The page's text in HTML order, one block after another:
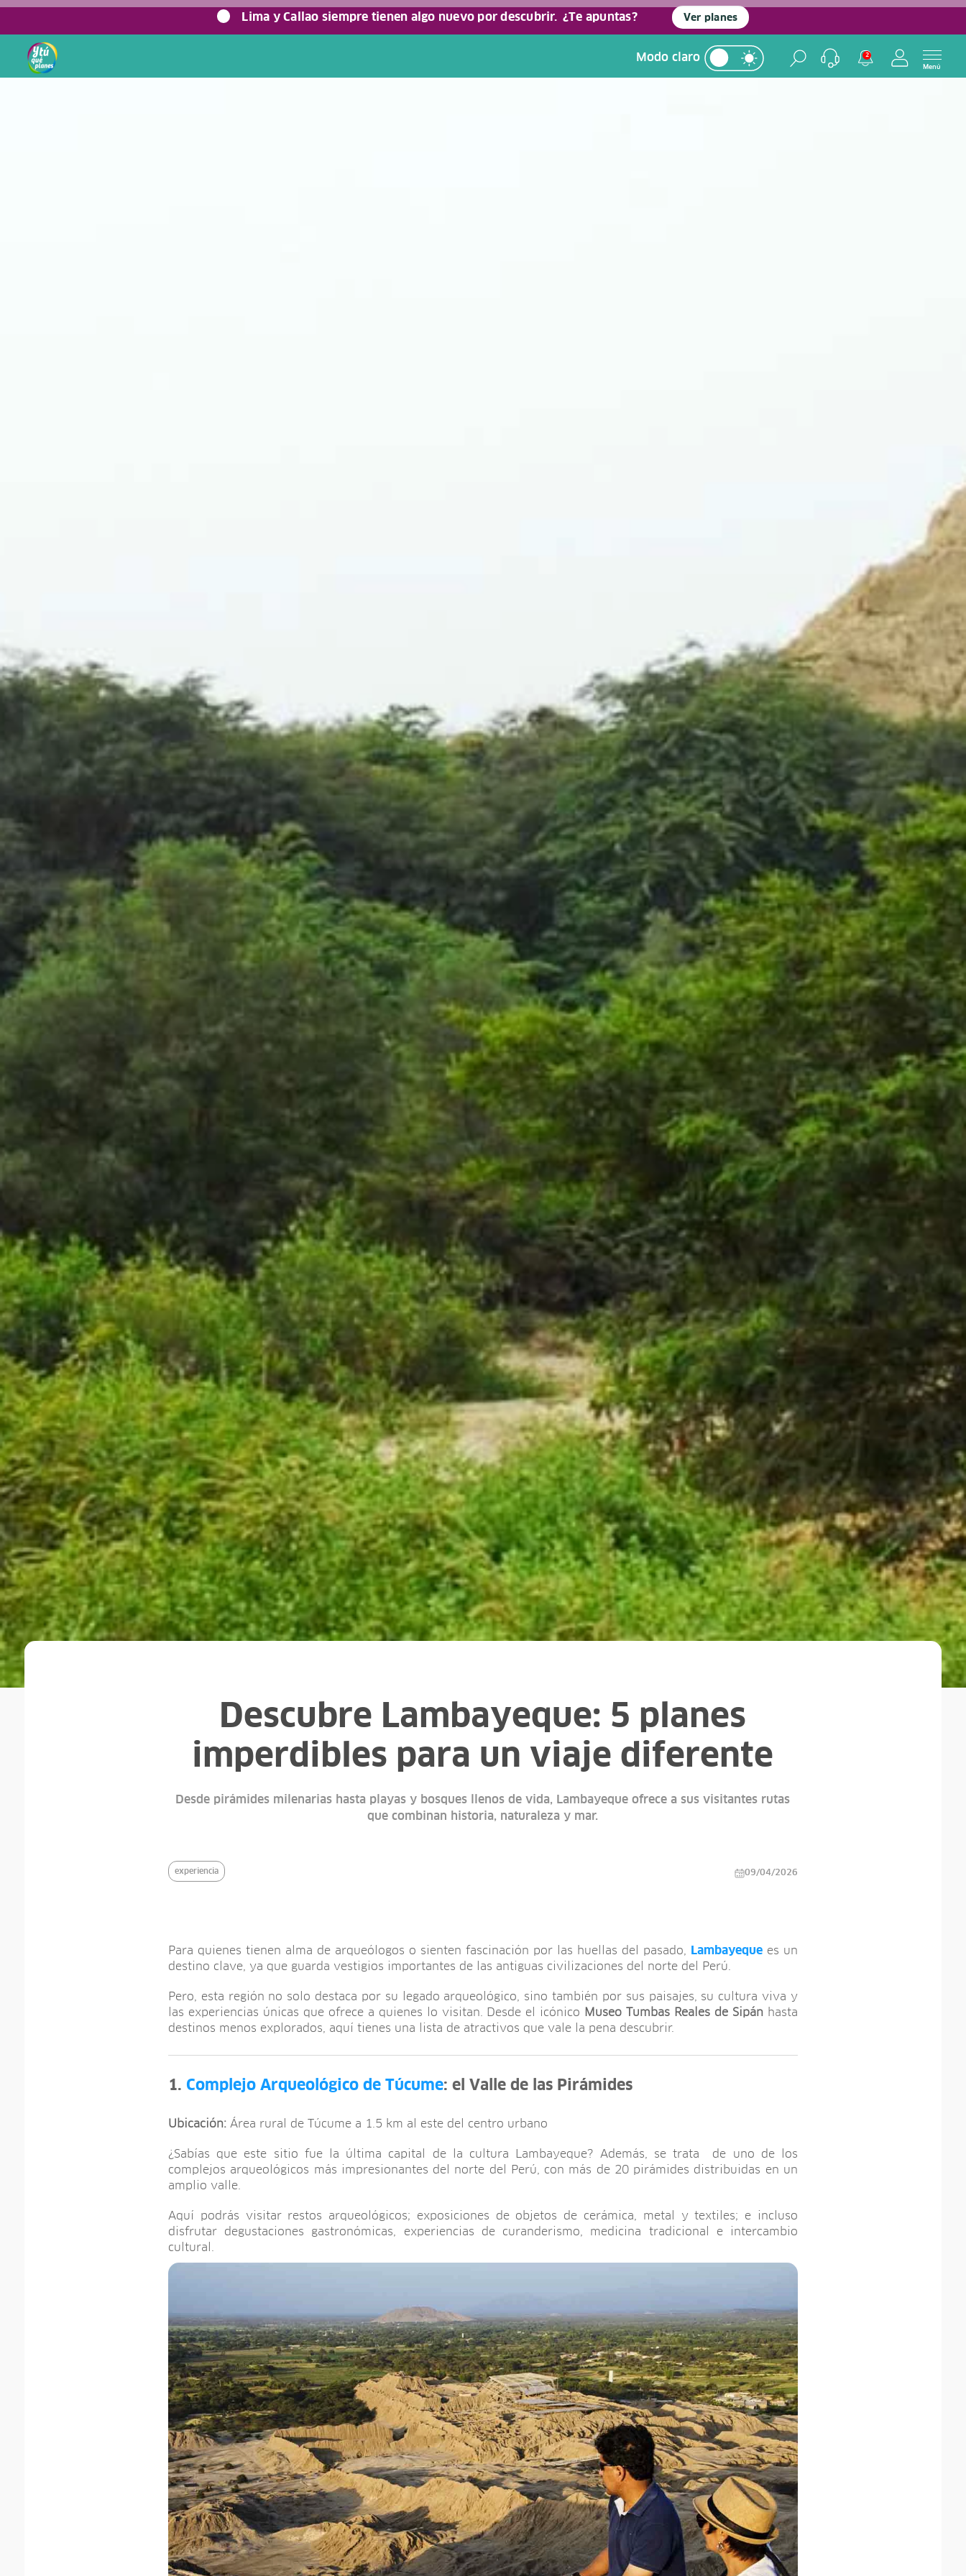
Lima y Callao siempre tienen algo nuevo por descubrir. ¿Te apuntas? Ver planes
Modo claro 2
Menú
Home/Blog viajero
Descubre Lambayeque: 5 planes
imperdibles para un viaje diferente
Desde pirámides milenarias hasta playas y bosques llenos de vida, Lambayeque ofrece a sus visitantes rutas
que combinan historia, naturaleza y mar.
experiencia 09/04/2026
Para quienes tienen alma de arqueólogos o sienten fascinación por las huellas del pasado, Lambayequees un
destino clave, ya que guarda vestigios importantes de las antiguas civilizaciones del norte del Perú.
Pero, esta región no solo destaca por su legado arqueológico, sino también por sus paisajes, su cultura viva y
las experiencias únicas que ofrece a quienes lo visitan. Desde el icónico
Museo Tumbas Reales de Sipán hasta
destinos menos explorados, aquí tienes una lista de atractivos que vale la pena descubrir.
1. Complejo Arqueológico de Túcume: el Valle de las Pirámides
Ubicación:Área rural de Túcume a 1.5 km al este del centro urbano
¿Sabías que este sitio fue la última capital de la cultura Lambayeque? Además, se trata de uno de los
complejos arqueológicos más impresionantes del norte del Perú, con más de 20 pirámides distribuidas en un
amplio valle.
Aquí podrás visitar restos arqueológicos; exposiciones de objetos de cerámica, metal y textiles; e incluso
disfrutar degustaciones gastronómicas, experiencias de curanderismo, medicina tradicional e intercambio
cultural.